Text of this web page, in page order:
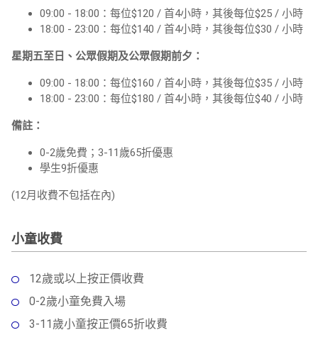
09:00 - 18:00：每位$120 / 首4小時，其後每位$25 / 小時
18:00 - 23:00：每位$140 / 首4小時，其後每位$30 / 小時
星期五至日、公眾假期及公眾假期前夕：
09:00 - 18:00：每位$160 / 首4小時，其後每位$35 / 小時
18:00 - 23:00：每位$180 / 首4小時，其後每位$40 / 小時
備註：
0-2歲免費；3-11歲65折優惠
學生9折優惠
(12月收費不包括在內)
小童收費
12歲或以上按正價收費
0-2歲小童免費入場
3-11歲小童按正價65折收費